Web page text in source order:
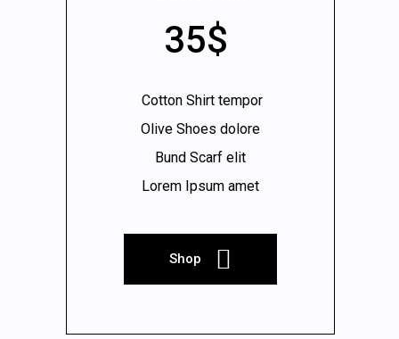
35$
Cotton Shirt tempor
Olive Shoes dolore
Bund Scarf elit
Lorem Ipsum amet
Shop